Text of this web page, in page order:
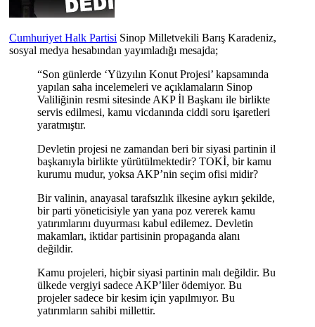
Cumhuriyet Halk Partisi Sinop Milletvekili Barış Karadeniz,
sosyal medya hesabından yayımladığı mesajda;
“Son günlerde ‘Yüzyılın Konut Projesi’ kapsamında
yapılan saha incelemeleri ve açıklamaların Sinop
Valiliğinin resmi sitesinde AKP İl Başkanı ile birlikte
servis edilmesi, kamu vicdanında ciddi soru işaretleri
yaratmıştır.
Devletin projesi ne zamandan beri bir siyasi partinin il
başkanıyla birlikte yürütülmektedir? TOKİ, bir kamu
kurumu mudur, yoksa AKP’nin seçim ofisi midir?
Bir valinin, anayasal tarafsızlık ilkesine aykırı şekilde,
bir parti yöneticisiyle yan yana poz vererek kamu
yatırımlarını duyurması kabul edilemez. Devletin
makamları, iktidar partisinin propaganda alanı
değildir.
Kamu projeleri, hiçbir siyasi partinin malı değildir. Bu
ülkede vergiyi sadece AKP’liler ödemiyor. Bu
projeler sadece bir kesim için yapılmıyor. Bu
yatırımların sahibi millettir.